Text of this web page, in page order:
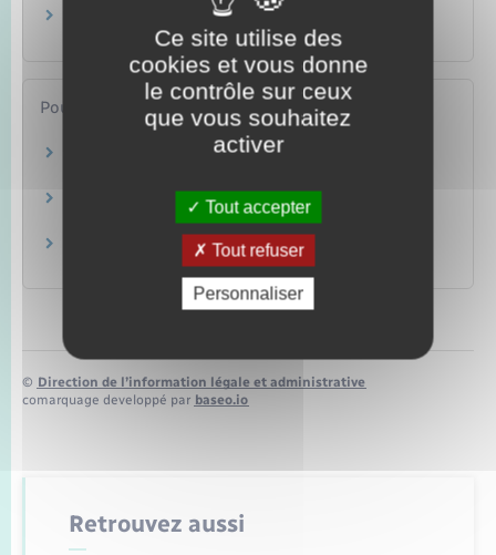
Orientation au collège
Famille – Scolarité
Pour en savoir plus
Que faire après la 3ème ?
Présentation des classes en lycée général
Ministère chargé de l'éducation
Spécialités en lycée professionnel
Ministère chargé de l'éducation
© Direction de l’information légale et administrative
comarquage developpé par baseo.io
Retrouvez aussi
Ce site utilise des
cookies et vous donne
le contrôle sur ceux
que vous souhaitez
activer
Tout accepter
Tout refuser
Personnaliser